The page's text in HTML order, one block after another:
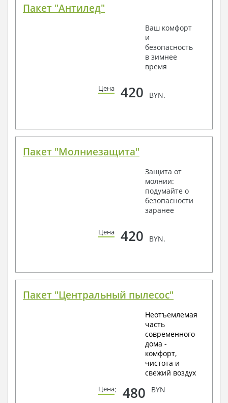
Пакет "Антилед"
Ваш комфорт
и
безопасность
в зимнее
время
Цена 420 BYN.
Пакет "Молниезащита"
Защита от
молнии:
подумайте о
безопасности
заранее
Цена 420 BYN.
Пакет "Центральный пылесос"
Неотъемлемая
часть
современного
дома -
комфорт,
чистота и
свежий воздух
Цена: 480 BYN